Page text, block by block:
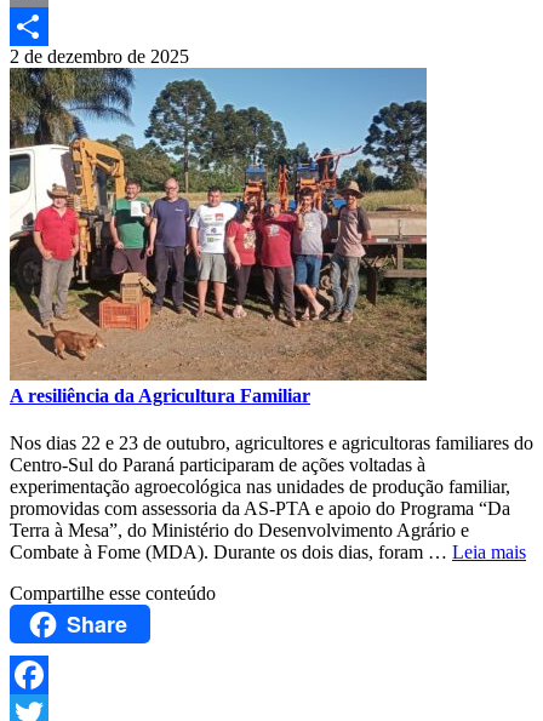
Print
Compartilhar
2 de dezembro de 2025
A resiliência da Agricultura Familiar
Nos dias 22 e 23 de outubro, agricultores e agricultoras familiares do
Centro-Sul do Paraná participaram de ações voltadas à
experimentação agroecológica nas unidades de produção familiar,
promovidas com assessoria da AS-PTA e apoio do Programa “Da
Terra à Mesa”, do Ministério do Desenvolvimento Agrário e
Combate à Fome (MDA). Durante os dois dias, foram … Leia mais
Compartilhe esse conteúdo
Share
Facebook